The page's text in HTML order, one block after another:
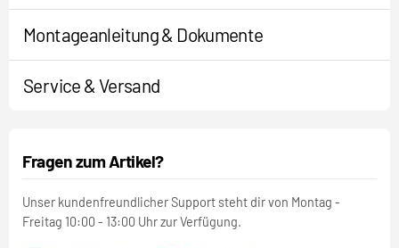
Montageanleitung & Dokumente
Service & Versand
Fragen zum Artikel?
Unser kundenfreundlicher Support steht dir von Montag -
Freitag 10:00 - 13:00 Uhr zur Verfügung.